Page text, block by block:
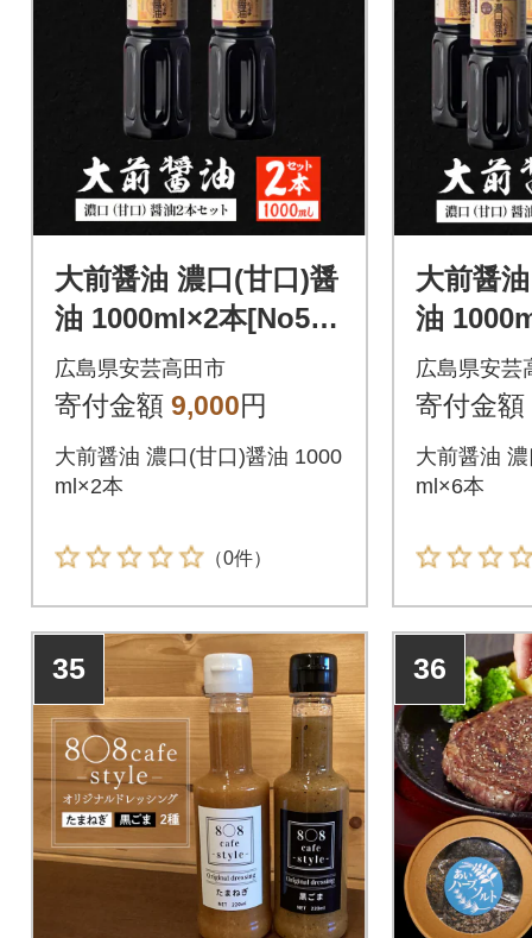
大前醤油 濃口(甘口)醤
油 1000ml×2本[No589
5-0753]
広島県安芸高田市
寄付金額 9,000円
大前醤油 濃口(甘口)醤油 1000
ml×2本
（0件）
大前醤
油
5-0754]
広島県安芸
寄付金額
大前醤油
ml×6本
35 36